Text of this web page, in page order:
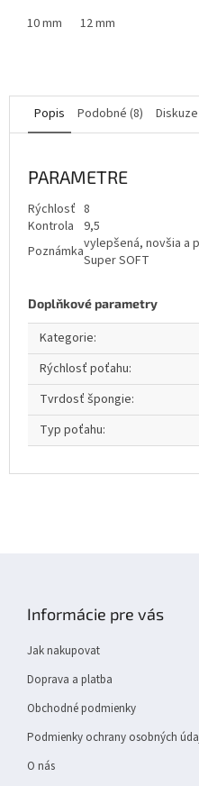
10 mm 12 mm
Popis Podobné (8) Diskuze
PARAMETRE
Rýchlosť 8
Kontrola 9,5
Poznámkavylepšená, novšia a
Super SOFT
Doplňkové parametry
Kategorie:
Rýchlosť poťahu:
Tvrdosť špongie:
Typ poťahu:
Informácie pre vás
Jak nakupovat
Doprava a platba
Obchodné podmienky
Podmienky ochrany osobných
O nás